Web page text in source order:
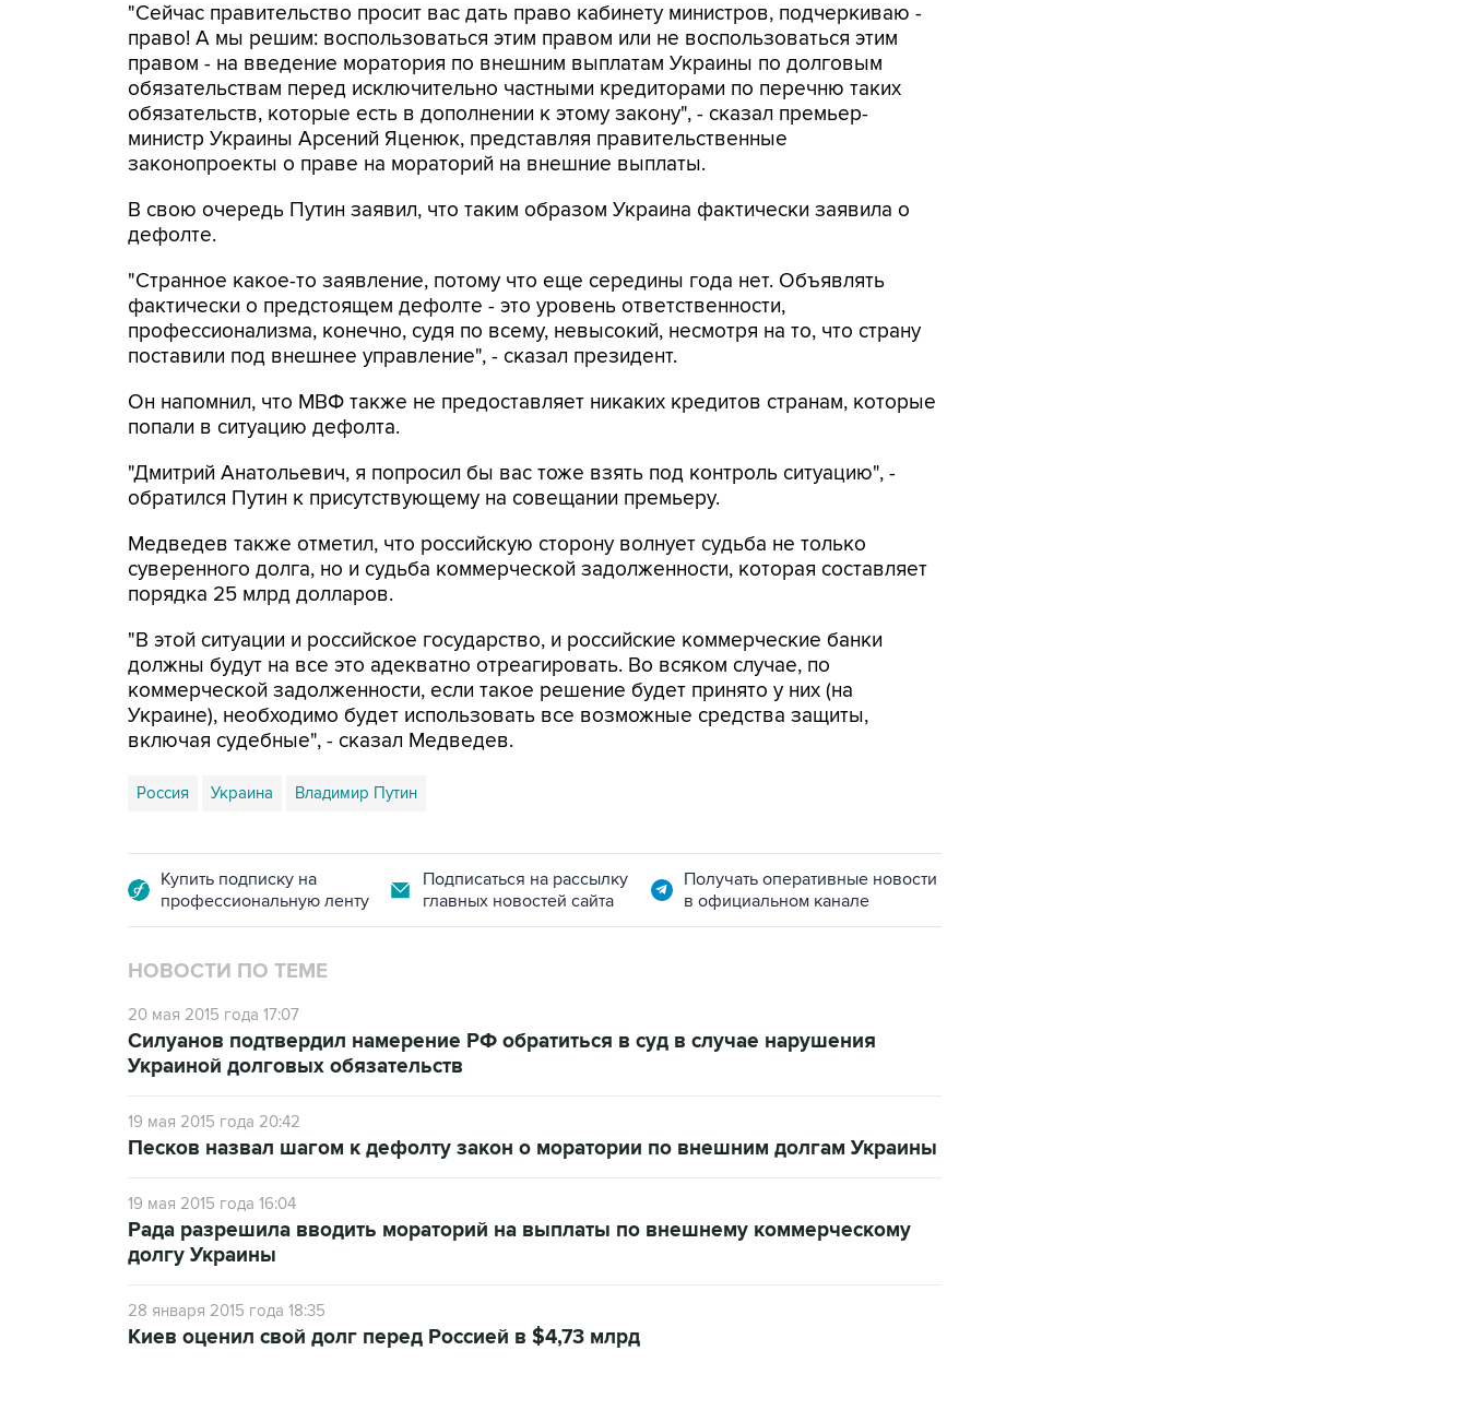
"Сейчас правительство просит вас дать право кабинету министров, подчеркиваю -
право! А мы решим: воспользоваться этим правом или не воспользоваться этим
правом - на введение моратория по внешним выплатам Украины по долговым
обязательствам перед исключительно частными кредиторами по перечню таких
обязательств, которые есть в дополнении к этому закону", - сказал премьер-
министр Украины Арсений Яценюк, представляя правительственные
законопроекты о праве на мораторий на внешние выплаты.
В свою очередь Путин заявил, что таким образом Украина фактически заявила о
дефолте.
"Странное какое-то заявление, потому что еще середины года нет. Объявлять
фактически о предстоящем дефолте - это уровень ответственности,
профессионализма, конечно, судя по всему, невысокий, несмотря на то, что страну
поставили под внешнее управление", - сказал президент.
Он напомнил, что МВФ также не предоставляет никаких кредитов странам, которые
попали в ситуацию дефолта.
"Дмитрий Анатольевич, я попросил бы вас тоже взять под контроль ситуацию", -
обратился Путин к присутствующему на совещании премьеру.
Медведев также отметил, что российскую сторону волнует судьба не только
суверенного долга, но и судьба коммерческой задолженности, которая составляет
порядка 25 млрд долларов.
"В этой ситуации и российское государство, и российские коммерческие банки
должны будут на все это адекватно отреагировать. Во всяком случае, по
коммерческой задолженности, если такое решение будет принято у них (на
Украине), необходимо будет использовать все возможные средства защиты,
включая судебные", - сказал Медведев.
Россия Украина Владимир Путин
Купить подписку на
профессиональную ленту
Подписаться на рассылку
главных новостей сайта
Получать оперативные новости
в официальном канале
НОВОСТИ ПО ТЕМЕ
20 мая 2015 года 17:07
Силуанов подтвердил намерение РФ обратиться в суд в случае нарушения
Украиной долговых обязательств
19 мая 2015 года 20:42
Песков назвал шагом к дефолту закон о моратории по внешним долгам Украины
19 мая 2015 года 16:04
Рада разрешила вводить мораторий на выплаты по внешнему коммерческому
долгу Украины
28 января 2015 года 18:35
Киев оценил свой долг перед Россией в $4,73 млрд